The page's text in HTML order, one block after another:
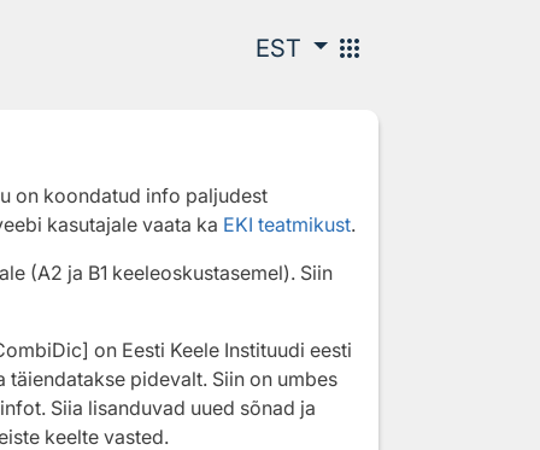
EST apps
on koondatud info paljudest
kasutajale vaata ka EKI teatmikust.
(A2 ja B1 keeleoskustasemel). Siin
on Eesti Keele Instituudi eesti
pidevalt. Siin on umbes
Siia lisanduvad uued sõnad ja
keelte vasted.